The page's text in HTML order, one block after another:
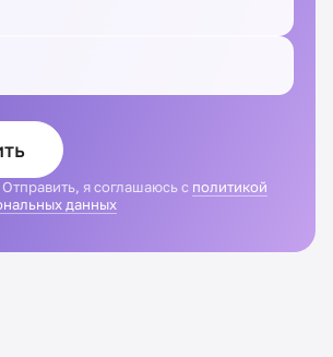
я соглашаюсь с политикой
данных